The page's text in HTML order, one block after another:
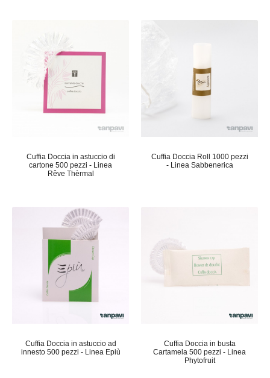
Cuffia Doccia in astuccio di
cartone 500 pezzi - Linea
Rêve Thèrmal
Cuffia Doccia Roll 1000 pezzi
- Linea Sabbenerica
Cuffia Doccia in astuccio ad
innesto 500 pezzi - Linea Epiù
Cuffia Doccia in busta
Cartamela 500 pezzi - Linea
Phytofruit